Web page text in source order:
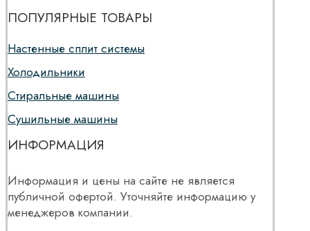
ПОПУЛЯРНЫЕ ТОВАРЫ
Настенные сплит системы
Холодильники
Стиральные машины
Сушильные машины
ИНФОРМАЦИЯ
Информация и цены на сайте не является
публичной офертой. Уточняйте информацию у
менеджеров компании.